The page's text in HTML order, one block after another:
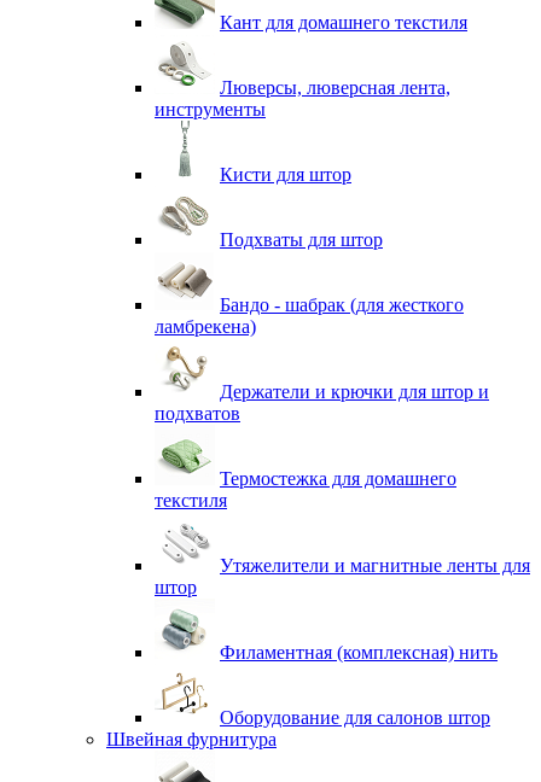
Кант для домашнего текстиля
Люверсы, люверсная лента,
инструменты
Кисти для штор
Подхваты для штор
Бандо - шабрак (для жесткого
ламбрекена)
Держатели и крючки для штор и
подхватов
Термостежка для домашнего
текстиля
Утяжелители и магнитные ленты для
штор
Филаментная (комплексная) нить
Оборудование для салонов штор
Швейная фурнитура